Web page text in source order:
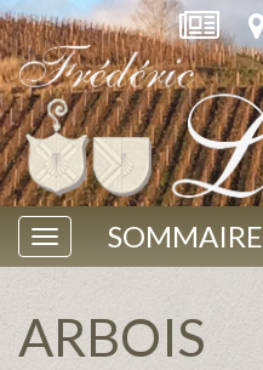
SOMMAIRE
ARBOIS